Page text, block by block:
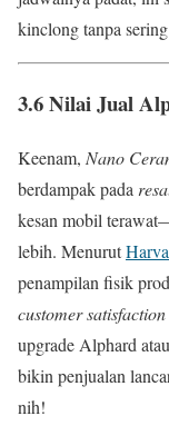
kinclong tanpa
3.6 Nilai Jual
Keenam, Nano
berdampak pada
kesan mobil
lebih. Menurut
penampilan fisik
customer satisfaction
upgrade Alphard
bikin penjualan
nih!